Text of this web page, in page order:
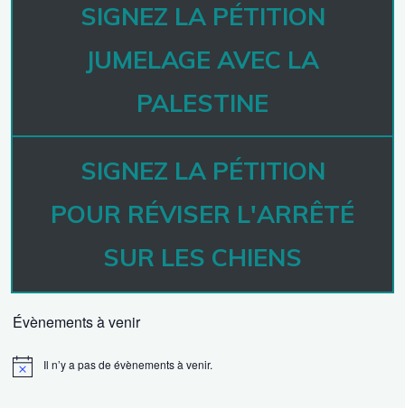
SIGNEZ LA PÉTITION
JUMELAGE AVEC LA
PALESTINE
SIGNEZ LA PÉTITION
POUR RÉVISER L'ARRÊTÉ
SUR LES CHIENS
Évènements à venir
Il n’y a pas de évènements à venir.